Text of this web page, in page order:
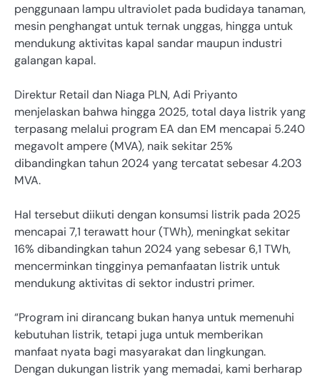
penggunaan lampu ultraviolet pada budidaya tanaman,
mesin penghangat untuk ternak unggas, hingga untuk
mendukung aktivitas kapal sandar maupun industri
galangan kapal.
Direktur Retail dan Niaga PLN, Adi Priyanto
menjelaskan bahwa hingga 2025, total daya listrik yang
terpasang melalui program EA dan EM mencapai 5.240
megavolt ampere (MVA), naik sekitar 25%
dibandingkan tahun 2024 yang tercatat sebesar 4.203
MVA.
Hal tersebut diikuti dengan konsumsi listrik pada 2025
mencapai 7,1 terawatt hour (TWh), meningkat sekitar
16% dibandingkan tahun 2024 yang sebesar 6,1 TWh,
mencerminkan tingginya pemanfaatan listrik untuk
mendukung aktivitas di sektor industri primer.
“Program ini dirancang bukan hanya untuk memenuhi
kebutuhan listrik, tetapi juga untuk memberikan
manfaat nyata bagi masyarakat dan lingkungan.
Dengan dukungan listrik yang memadai, kami berharap